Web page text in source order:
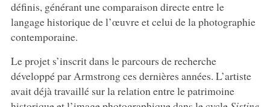
définis, générant une comparaison directe entre le
langage historique de l’œuvre et celui de la photographie
contemporaine.
Le projet s’inscrit dans le parcours de recherche
développé par Armstrong ces dernières années. L’artiste
avait déjà travaillé sur la relation entre le patrimoine